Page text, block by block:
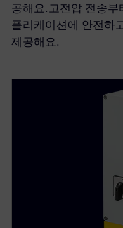
공해요.고전압 전송부
플리케이션에 안전하
제공해요.